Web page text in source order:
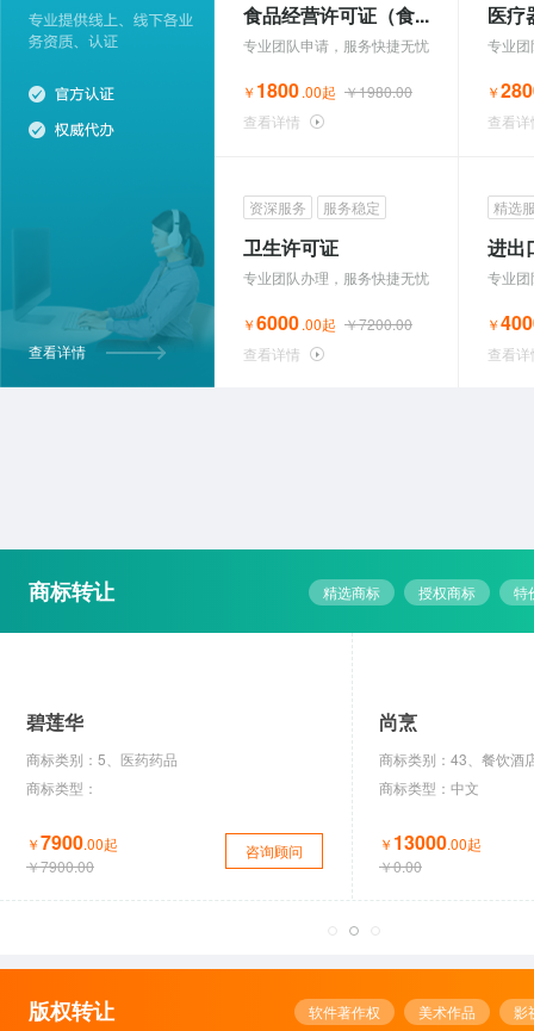
查看详情
食品经营许可证（食...
专业团队申请，服务快捷无忧
￥ 1800.00起 ￥1980.00
查看详情
医疗
专业
￥
查看详
资深服务 服务稳定
卫生许可证
专业团队办理，服务快捷无忧
￥6000.00起 ￥7200.00
查看详情
精选
进出
专业
￥
查看详
商标转让 精选商标 授权商标 特
咨询顾问
商标类别：25、服装鞋帽
.00起
￥9500.00
咨询顾问
人机
咨询顾问 30200.00起
￥30200.00
咨询顾问
版权转让 软件著作权 美术作品 影